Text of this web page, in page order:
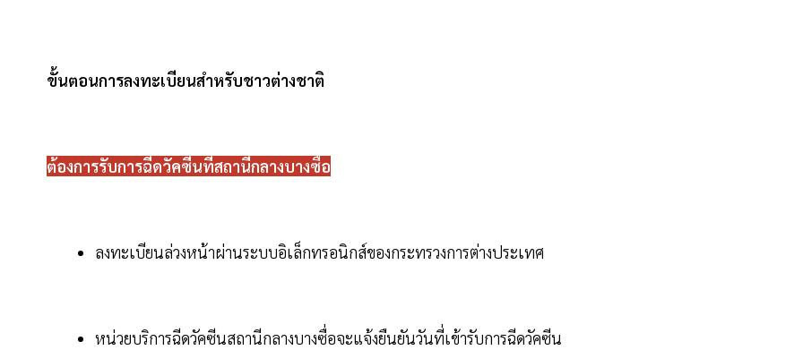
ขั้นตอนการลงทะเบียนสำหรับชาวต่างชาติ
ต้องการรับการฉีดวัคซีนที่สถานีกลางบางซื่อ
ลงทะเบียนล่วงหน้าผ่านระบบอิเล็กทรอนิกส์ของกระทรวงการต่างประเทศ
หน่วยบริการฉีดวัคซีนสถานีกลางบางซื่อจะแจ้งยืนยันวันที่เข้ารับการฉีดวัคซีน